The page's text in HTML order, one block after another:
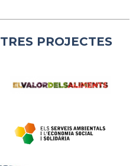
PROJECTES